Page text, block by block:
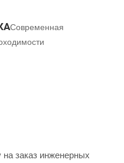
Современная
заказ инженерных